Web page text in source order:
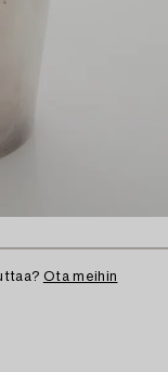
Ota meihin